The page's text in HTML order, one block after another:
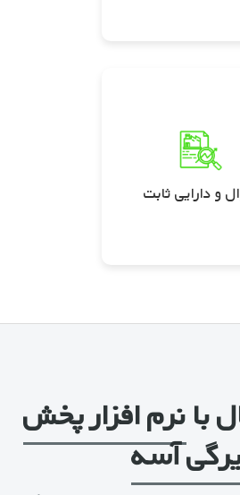
و دارایی ثابت
با نرم افزار پخش
آسه